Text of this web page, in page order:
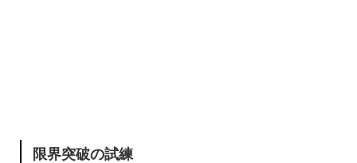
限界突破の試練